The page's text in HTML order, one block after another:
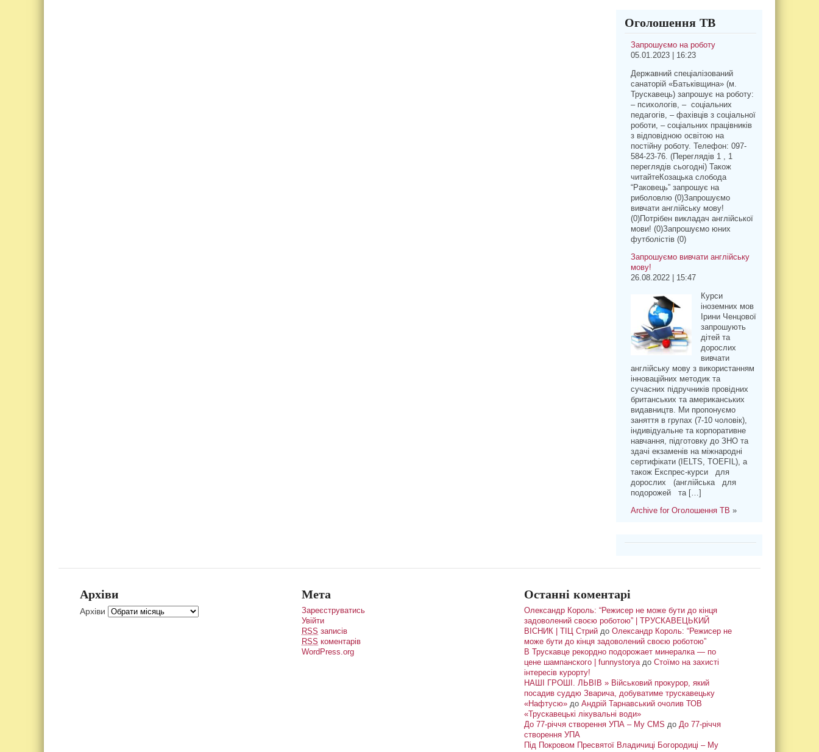
Оголошення ТВ
Запрошуємо на роботу
05.01.2023 | 16:23
Державний спеціалізований
санаторій «Батьківщина» (м.
Трускавець) запрошує на роботу:
– психологів, – соціальних
педагогів, – фахівців з соціальної
роботи, – соціальних працівників
з відповідною освітою на
постійну роботу. Телефон: 097-
584-23-76. (Переглядів 1 , 1
переглядів сьогодні) Також
читайтеКозацька слобода
“Раковець” запрошує на
риболовлю (0)Запрошуємо
вивчати англійську мову!
(0)Потрібен викладач англійської
мови! (0)Запрошуємо юних
футболістів (0)
Запрошуємо вивчати англійську
мову!
26.08.2022 | 15:47
Курси
іноземних мов
Ірини Ченцової
запрошують
дітей та
дорослих
вивчати
англійську мову з використанням
інноваційних методик та
сучасних підручників провідних
британських та американських
видавництв. Ми пропонуємо
заняття в групах (7-10 чоловік),
індивідуальне та корпоративне
навчання, підготовку до ЗНО та
здачі екзаменів на міжнародні
сертифікати (IELTS, TOEFIL), а
також Експрес-курси для
дорослих (англійська для
подорожей та […]
Archive for Оголошення ТВ »
Архіви
Архіви
Мета
Зареєструватись
Увійти
RSS записів
RSS коментарів
WordPress.org
Останні коментарі
Олександр Король: “Режисер не може бути до кінця
задоволений своєю роботою” | ТРУСКАВЕЦЬКИЙ
ВІСНИК | ТІЦ Стрийдо Олександр Король: “Режисер не
може бути до кінця задоволений своєю роботою”
В Трускавце рекордно подорожает минералка — по
цене шампанского | funnystoryaдо Стоїмо на захисті
інтересів курорту!
НАШІ ГРОШІ. ЛЬВІВ » Військовий прокурор, який
посадив суддю Зварича, добуватиме трускавецьку
«Нафтусю»до Андрій Тарнавський очолив ТОВ
«Трускавецькі лікувальні води»
До 77-річчя створення УПА – My CMS до До 77-річчя
створення УПА
Під Покровом Пресвятої Владичиці Богородиці – My